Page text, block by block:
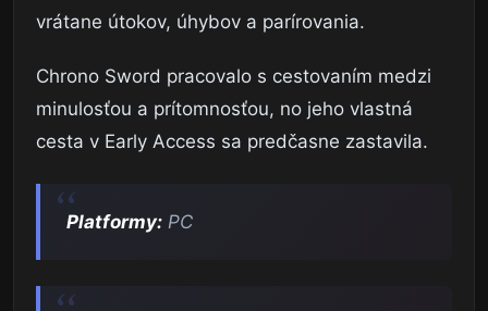
vrátane útokov, úhybov a parírovania.
Chrono Sword pracovalo s cestovaním medzi
minulosťou a prítomnosťou, no jeho vlastná
cesta v Early Access sa predčasne zastavila.
Platformy: PC